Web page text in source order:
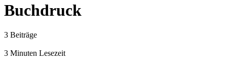
Buchdruck
3 Beiträge
3 Minuten Lesezeit